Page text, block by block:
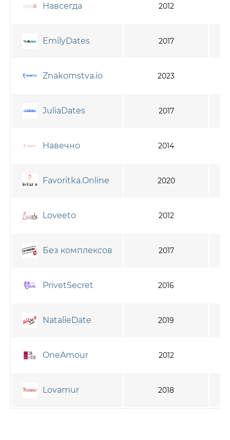
Навсегда 2012
EmilyDates 2017
Znakomstva.io 2023
JuliaDates 2017
Навечно 2014
Favoritka.Online 2020
Loveeto 2012
Без комплексов 2017
PrivetSecret 2016
NatalieDate 2019
OneAmour 2012
Lovamur 2018